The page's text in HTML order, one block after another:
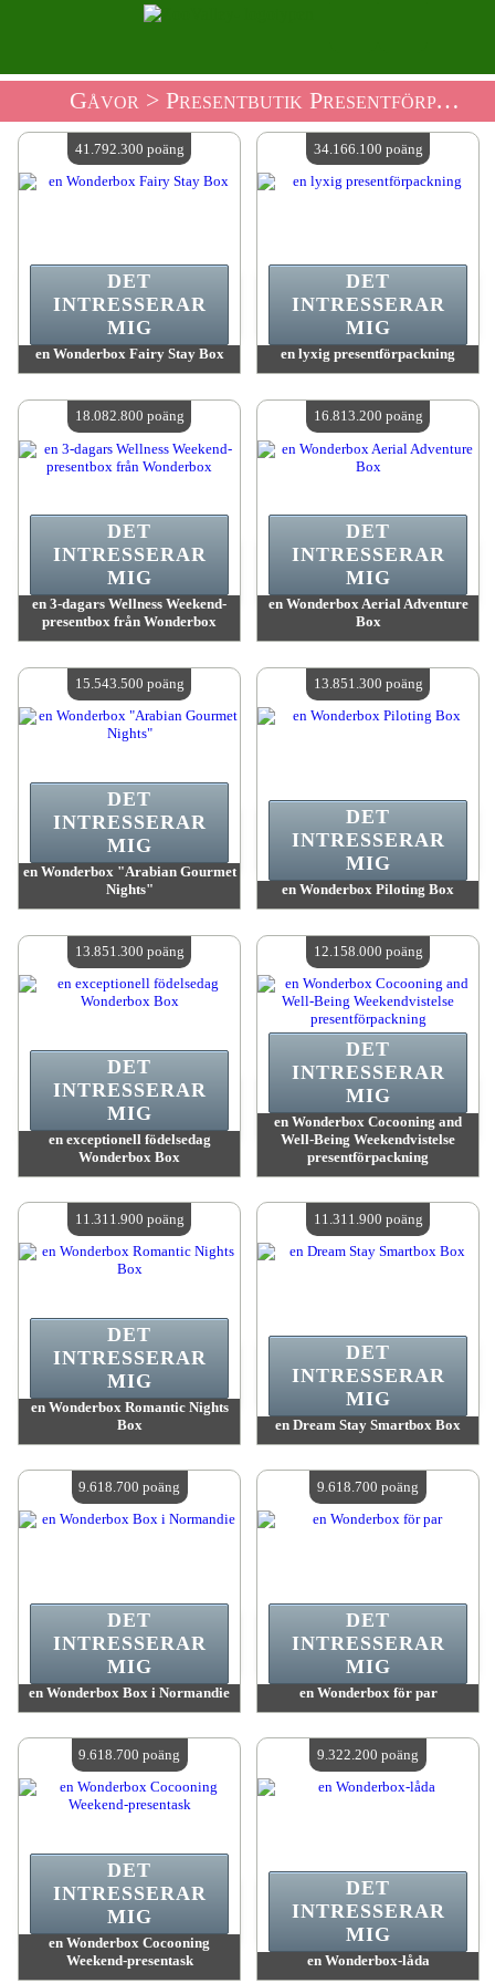
Gåvor> Presentbutik Presentförpackning
en Wonderbox Fairy Stay Box
Antal tillgängliga:4
DET
INTRESSERAR
MIG
41.792.300 poäng
en lyxig presentförpackning
Antal tillgängliga:4
DET
INTRESSERAR
MIG
34.166.100 poäng
en 3-dagars Wellness Weekend-
presentbox från Wonderbox
Antal tillgängliga:4
DET
INTRESSERAR
MIG
18.082.800 poäng
en Wonderbox Aerial Adventure
Box
Antal tillgängliga:4
DET
INTRESSERAR
MIG
16.813.200 poäng
en Wonderbox "Arabian Gourmet
Nights"
Antal tillgängliga:4
DET
INTRESSERAR
MIG
15.543.500 poäng
en Wonderbox Piloting Box
Antal tillgängliga:4
DET
INTRESSERAR
MIG
13.851.300 poäng
en exceptionell födelsedag
Wonderbox Box
Antal tillgängliga:4
DET
INTRESSERAR
MIG
13.851.300 poäng
en Wonderbox Cocooning and
Well-Being Weekendvistelse
presentförpackning
Antal tillgängliga:4
DET
INTRESSERAR
MIG
12.158.000 poäng
en Wonderbox Romantic Nights
Box
Antal tillgängliga:4
DET
INTRESSERAR
MIG
11.311.900 poäng
en Dream Stay Smartbox Box
Antal tillgängliga:4
DET
INTRESSERAR
MIG
11.311.900 poäng
en Wonderbox Box i Normandie
Antal tillgängliga:4
DET
INTRESSERAR
MIG
9.618.700 poäng
en Wonderbox för par
Antal tillgängliga:4
DET
INTRESSERAR
MIG
9.618.700 poäng
en Wonderbox Cocooning
Weekend-presentask
DET
INTRESSERAR
MIG
9.618.700 poäng
en Wonderbox-låda
DET
INTRESSERAR
MIG
9.322.200 poäng